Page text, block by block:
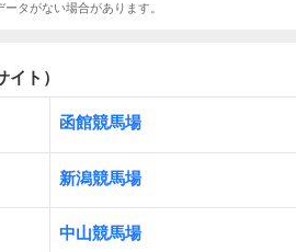
タがない場合があります。
ト）
函館競馬場
新潟競馬場
中山競馬場